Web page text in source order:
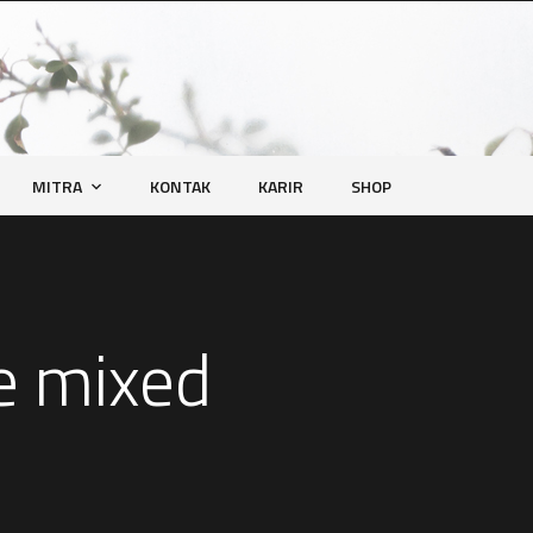
MITRA KONTAK KARIR SHOP
mixed